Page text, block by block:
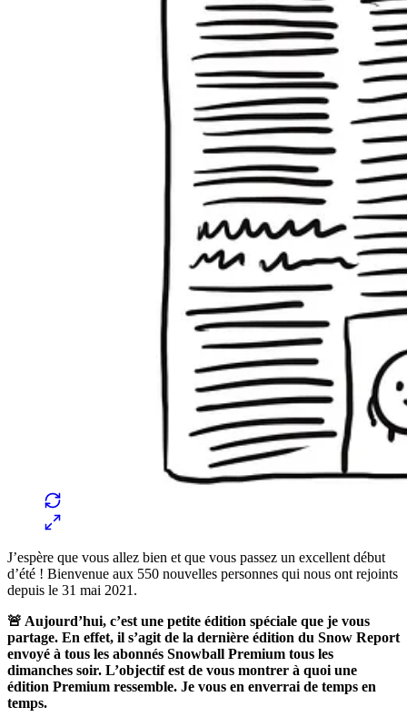
J’espère que vous allez bien et que vous passez un excellent début
d’été ! Bienvenue aux 550 nouvelles personnes qui nous ont rejoints
depuis le 31 mai 2021.
🚨 Aujourd’hui, c’est une petite édition spéciale que je vous
partage. En effet, il s’agit de la dernière édition du Snow Report
envoyé à tous les abonnés Snowball Premium tous les
dimanches soir. L’objectif est de vous montrer à quoi une
édition Premium ressemble. Je vous en enverrai de temps en
temps.